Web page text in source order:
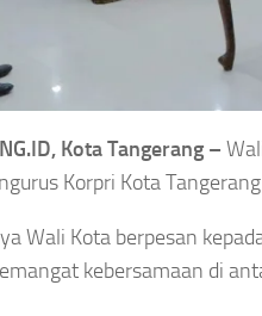
Kota Tangerang –
Korpri Kota
Wali Kota berpesan
kebersamaan di